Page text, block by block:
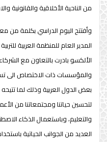
من الناحية الأخلاقية والقانونية
وأفتتح اليوم الدراسي بكلمة من
المدير العام للمنظمة العربية
الألكسو بادرت بالتعاون مع
والمؤسسات ذات الاختصاص الى
بعض الدول العربية وذلك لما
لتحسين حياتنا ومجتمعاتنا من
والتعليم، وباستعمال الذكاء
العديد من الجوانب الحياتية